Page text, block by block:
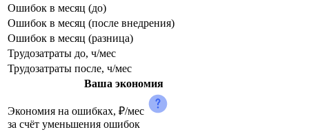
Ошибок в месяц (до)
Ошибок в месяц (после внедрения)
Ошибок в месяц (разница)
Трудозатраты до, ч/мес
Трудозатраты после, ч/мес
Ваша экономия
Экономия на ошибках, ₽/мес
за счёт уменьшения ошибок